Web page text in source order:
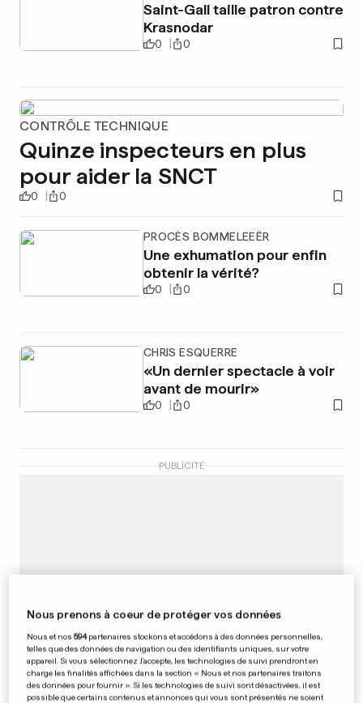
Saint-Gall taille patron contre
Krasnodar
0 0
CONTRÔLE TECHNIQUE
Quinze inspecteurs en plus
pour aider la SNCT
0 0
PROCÈS BOMMELEEËR
Une exhumation pour enfin
obtenir la vérité?
0 0
CHRIS ESQUERRE
«Un dernier spectacle à voir
avant de mourir»
0 0
PUBLICITÉ
Nous prenons à coeur de protéger vos données
Nous et nos594partenaires stockons et accédons à des données personnelles,
telles que des données de navigation ou des identifiants uniques, sur votre
appareil. Si vous sélectionnez J'accepte, les technologies de suivi prendront en
charge les finalités affichées dans la section « Nous et nos partenaires traitons
des données pour fournir ». Si les technologies de suivi sont désactivées, il est
possible que certains contenus et annonces qui vous sont présentés ne soient